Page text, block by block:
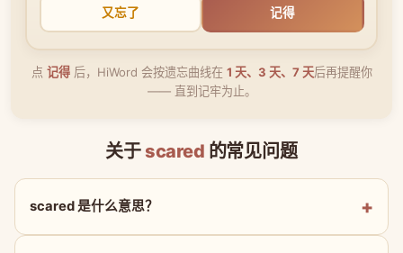
又忘了 记得
点 记得后，HiWord 会按遗忘曲线在 1 天、3 天、7 天后再提醒你
—— 直到记牢为止。
关于 scared 的常见问题
scared 是什么意思？